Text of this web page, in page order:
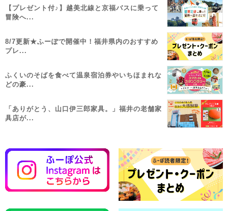
【プレゼント付♪】越美北線と京福バスに乗って
冒険へ...
8/7更新★ふーぽで開催中！福井県内のおすすめ
プレ...
ふくいのそばを食べて温泉宿泊券やいちほまれな
どの豪...
「ありがとう、山口伊三郎家具。」福井の老舗家
具店が...